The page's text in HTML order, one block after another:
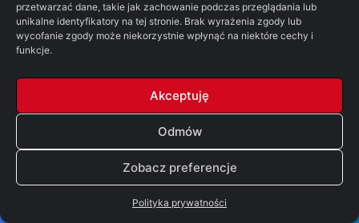
przetwarzać dane, takie jak zachowanie podczas przeglądania lub
unikalne identyfikatory na tej stronie. Brak wyrażenia zgody lub
wycofanie zgody może niekorzystnie wpłynąć na niektóre cechy i
funkcje.
Akceptuję
Odmów
Zobacz preferencje
Polityka prywatności
0
0
Odpowiedz
zgadnijktop
i
e
25/08/2018 o 18:28
„Odnoszę przy tym wrażeniem”